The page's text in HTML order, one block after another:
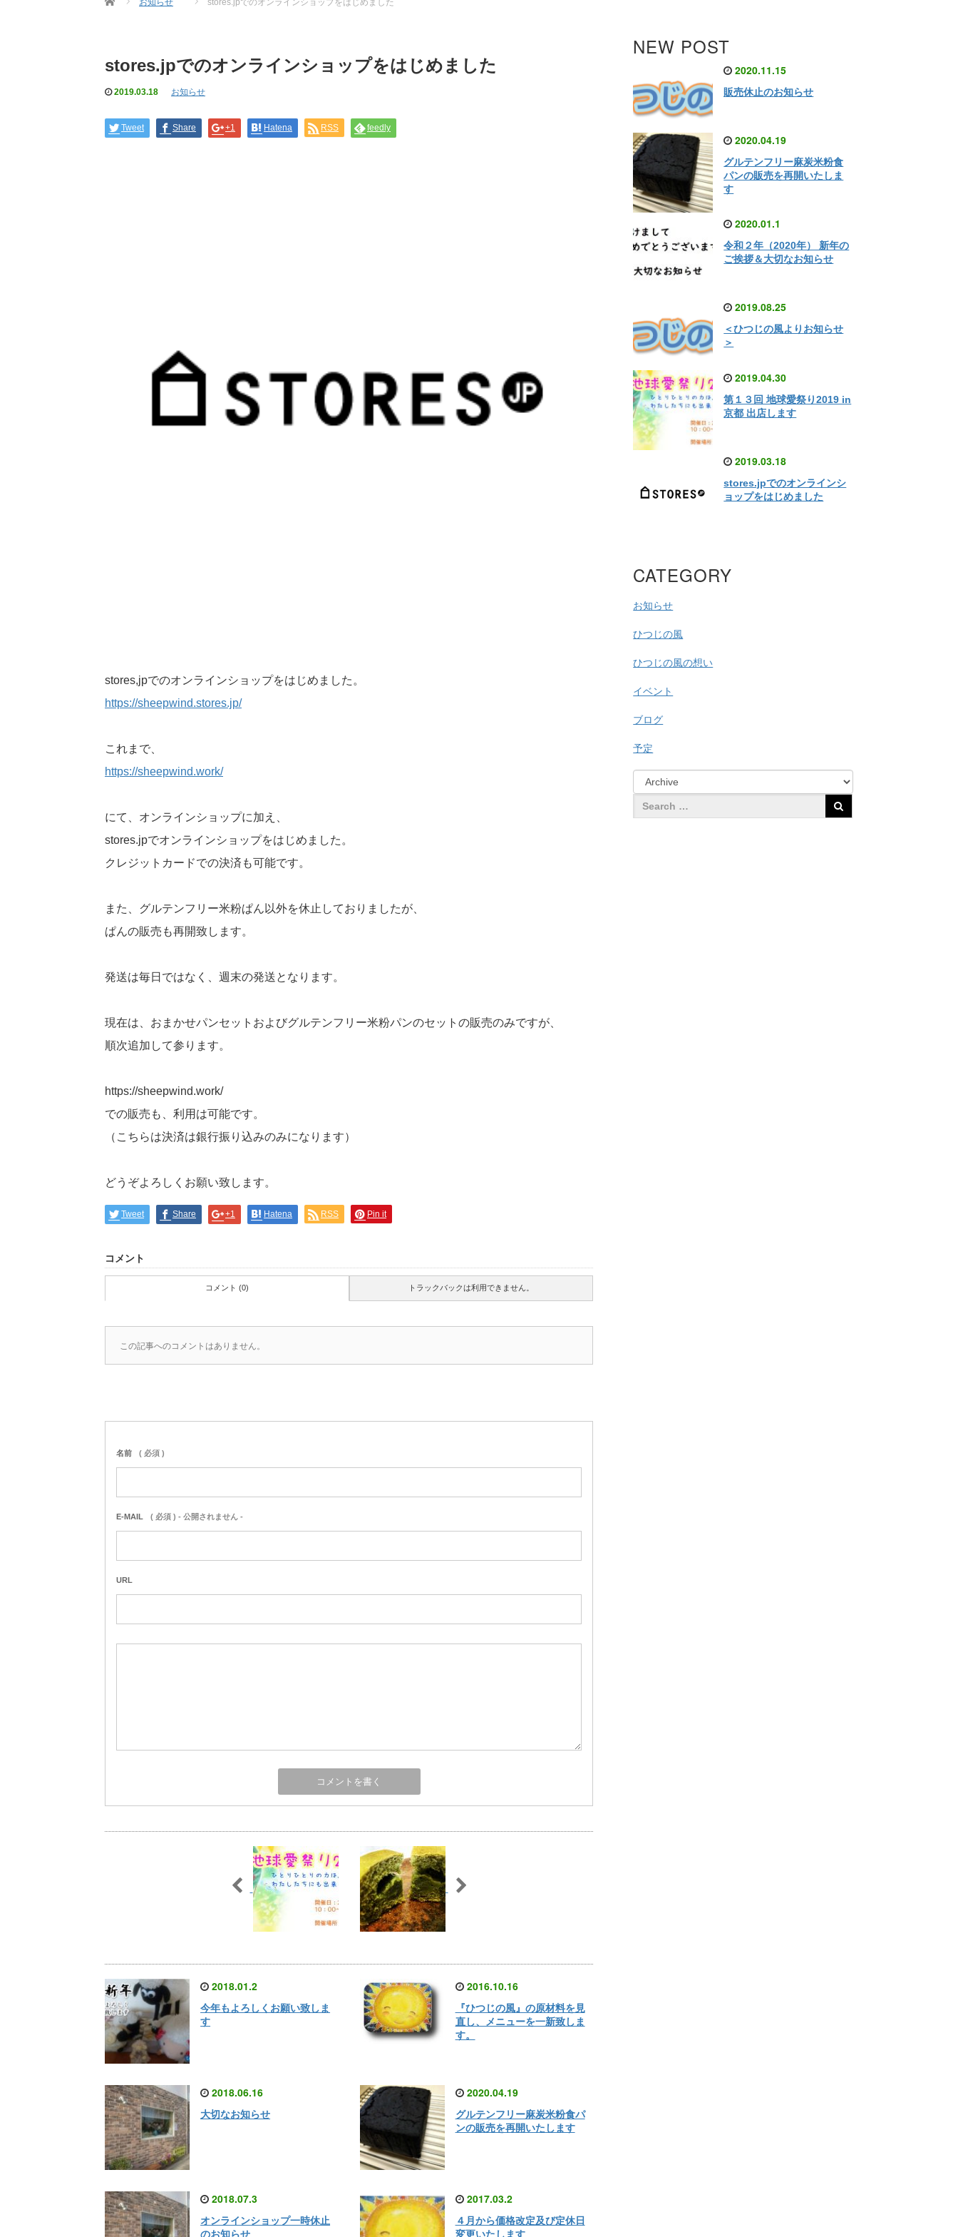
お知らせ stores.jpでのオンラインショップをはじめました
stores.jpでのオンラインショップをはじめました
2019.03.18 お知らせ
Tweet Share +1 Hatena RSS feedly
stores,jpでのオンラインショップをはじめました。
https://sheepwind.stores.jp/
これまで、
https://sheepwind.work/
にて、オンラインショップに加え、
stores.jpでオンラインショップをはじめました。
クレジットカードでの決済も可能です。
また、グルテンフリー米粉ぱん以外を休止しておりましたが、
ぱんの販売も再開致します。
発送は毎日ではなく、週末の発送となります。
現在は、おまかせパンセットおよびグルテンフリー米粉パンのセットの販売のみですが、
順次追加して参ります。
https://sheepwind.work/
での販売も、利用は可能です。
（こちらは決済は銀行振り込みのみになります）
どうぞよろしくお願い致します。
Tweet Share +1 Hatena RSS Pin it
コメント
コメント (0) トラックバックは利用できません。
この記事へのコメントはありません。
名前 ( 必須 )
E-MAIL ( 必須 ) - 公開されません -
URL
2018.01.2
今年もよろしくお願い致しま
す
2016.10.16
『ひつじの風』の原材料を見
直し、メニューを一新致しま
す。
2018.06.16
大切なお知らせ
2020.04.19
グルテンフリー麻炭米粉食パ
ンの販売を再開いたします
2018.07.3
オンラインショップ一時休止
のお知らせ
2017.03.2
４月から価格改定及び定休日
変更いたします
NEW POST
2020.11.15
販売休止のお知らせ
2020.04.19
グルテンフリー麻炭米粉食
パンの販売を再開いたしま
す
2020.01.1
令和２年（2020年） 新年の
ご挨拶＆大切なお知らせ
2019.08.25
＜ひつじの風よりお知らせ
＞
2019.04.30
第１３回 地球愛祭り2019 in
京都 出店します
2019.03.18
stores.jpでのオンラインシ
ョップをはじめました
CATEGORY
お知らせ
ひつじの風
ひつじの風の想い
イベント
ブログ
予定